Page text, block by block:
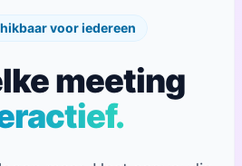
voor iedereen
meeting